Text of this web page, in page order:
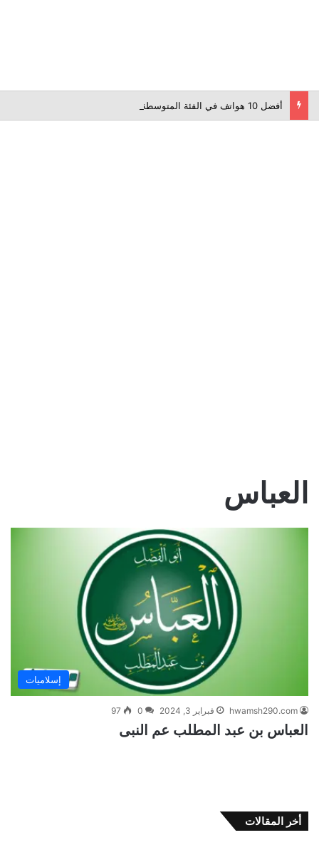
أفضل 10 هواتف في الفئة المتوسطة لعام 2026
العباس
إسلاميات
hwamsh290.com فبراير 3, 2024 0
97
العباس بن عبد المطلب عم النبى
أخر المقالات